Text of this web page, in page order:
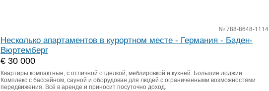
№ 788-8648-1114
Несколько апартаментов в курортном месте - Германия - Баден-
Вюртемберг
€ 30 000
Квартиры компактные, с отличной отделкой, меблировкой и кухней. Большие лоджии.
Комплекс с бассейном, сауной и оборудован для людей с ограниченными возможностями
передвижения. Всё в аренде и приносит посуточно доход.